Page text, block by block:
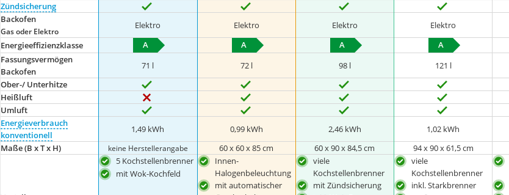
Zündsicherung
Backofen
Gas oder Elektro
Elektro Elektro Elektro Elektro
Energieeffizienzklasse
A A A A
Fassungsvermögen
Backofen
71 l 72 l 98 l 121 l
Ober-/ Unterhitze
Heißluft
Umluft
Energieverbrauch
konventionell
1,49 kWh 0,99 kWh 2,46 kWh 1,02 kWh
Maße (B x T x H)
keine Herstellerangabe 60 x 60 x 85 cm ‎60 x 90 x 84,5 cm 94 x 90 x 61,5 cm
5 Kochstellenbrenner
mit Wok-Kochfeld
Innen-
Halogenbeleuchtung
mit automatischer
viele
Kochstellenbrenner
mit Zündsicherung
viele
Kochstellenbrenner
inkl. Starkbrenner